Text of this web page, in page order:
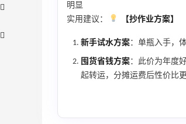
明显
实用建议：
【抄作业方案】
新手试水方案：单瓶入手，
囤货省钱方案：此价为年度
起转运，分摊运费后性价比更